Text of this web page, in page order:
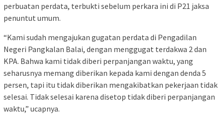
perbuatan perdata, terbukti sebelum perkara ini di P21 jaksa
penuntut umum.
“Kami sudah mengajukan gugatan perdata di Pengadilan
Negeri Pangkalan Balai, dengan menggugat terdakwa 2 dan
KPA. Bahwa kami tidak diberi perpanjangan waktu, yang
seharusnya memang diberikan kepada kami dengan denda 5
persen, tapi itu tidak diberikan mengakibatkan pekerjaan tidak
selesai. Tidak selesai karena disetop tidak diberi perpanjangan
waktu,” ucapnya.